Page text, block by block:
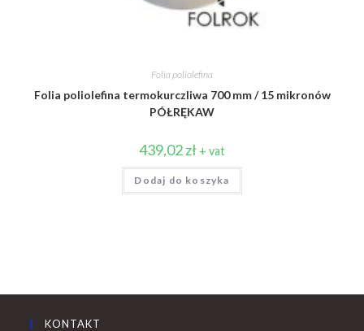
Folia poliolefina
Folia poliolefina termokurczliwa 700 mm / 15 mikronów
PÓŁRĘKAW
439,02zł + vat
Dodaj do koszyka
KONTAKT